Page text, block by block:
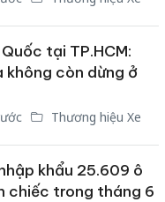
tại TP.HCM:
không còn dừng ở
Thương hiệu Xe
khẩu 25.609 ô
chiếc trong tháng 6